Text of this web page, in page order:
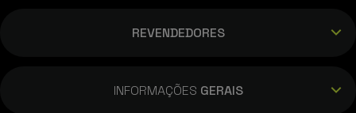
REVENDEDORES
INFORMAÇÕES GERAIS